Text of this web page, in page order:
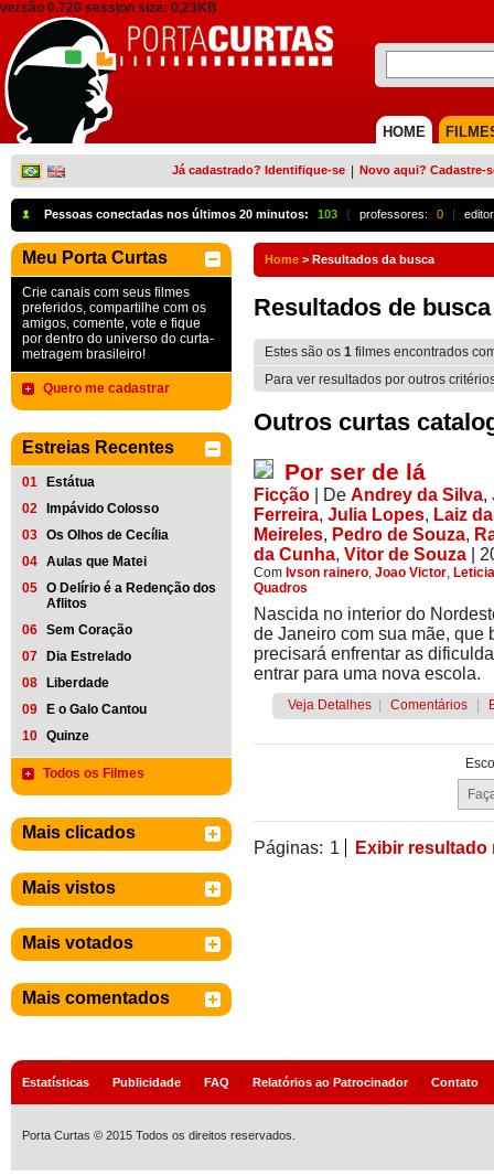
versão 0.720 session size: 0,23KB
HOME
Já cadastrado? Identifique-se Novo aqui? Cadastre-
Pessoas conectadas nos últimos 20 minutos: 103 { professores: 0 |
Meu Porta Curtas
Crie canais com seus filmes
preferidos, compartilhe com os
amigos, comente, vote e fique
por dentro do universo do curta-
metragem brasileiro!
Quero me cadastrar
Estreias Recentes
01
Estátua
02
Impávido Colosso
03 Os Olhos de Cecília
04 Aulas que Matei
05 O Delírio é a Redenção dos
Aflitos
06 Sem Coração
07
Dia Estrelado
08
Liberdade
09
E o Galo Cantou
10 Quinze
Todos os Filmes
Mais clicados
Mais vistos
Mais votados
Mais comentados
Home > Resultados da busca
Resultados de busca
Estes são os 1 filmes encontrados
Para ver resultados por outros
Outros curtas
Por ser de lá
Ficção De Andrey da Silva,
Ferreira, Julia Lopes, Laiz
Meireles, Pedro de Souza,
da Cunha, Vitor de Souza |
Com Ivson rainero, Joao Victor,
Quadros
Nascida no interior do
de Janeiro com sua mãe, que
precisará enfrentar as
entrar para uma nova escola.
Veja Detalhes Comentários
Páginas: 1 Exibir resultado
Estatísticas | Publicidade | FAQ | Relatórios ao Patrocinador| Contato
Porta Curtas © 2015 Todos os direitos reservados.